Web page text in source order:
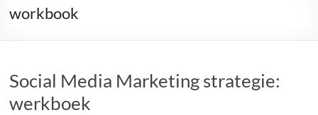
Inspiration.
workbook
Social Media Marketing strategie:
werkboek